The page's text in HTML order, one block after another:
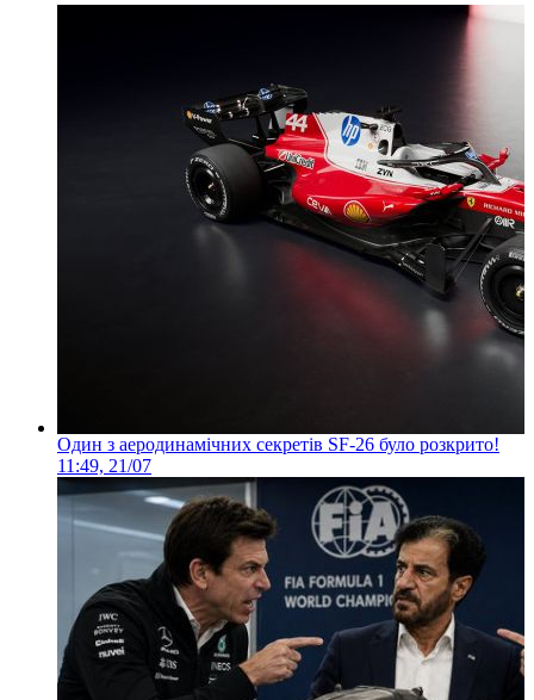
Один з аеродинамічних секретів SF-26 було розкрито!
11:49, 21/07